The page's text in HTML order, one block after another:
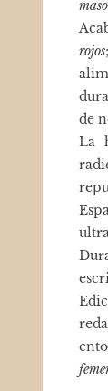
rojos
de
La